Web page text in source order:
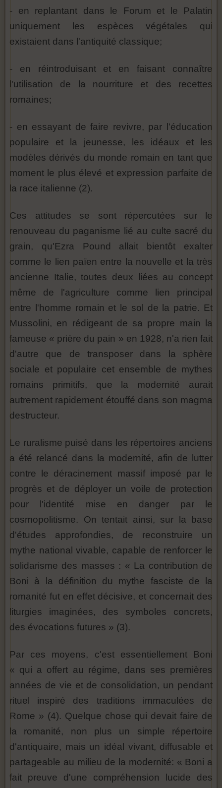
- en replantant dans le Forum et le Palatin
uniquement les espèces végétales qui
existaient dans l'antiquité classique;
- en réintroduisant et en faisant connaître
l'utilisation de la nourriture et des recettes
romaines;
- en essayant de faire revivre, par l'éducation
populaire et la jeunesse, les idéaux et les
modèles dérivés du monde romain en tant que
moment le plus élevé et expression parfaite de
la race italienne (2).
Ces attitudes se sont répercutées sur le
renouveau du paganisme lié au culte sacré du
grain, qu'Ezra Pound allait bientôt exalter
comme le lien païen entre la nouvelle et la très
ancienne Italie, toutes deux liées au concept
même de l'agriculture comme lien principal
entre l'homme romain et le sol de la patrie. Et
Mussolini, en rédigeant de sa propre main la
fameuse « prière du pain » en 1928, n'a rien fait
d'autre que de transposer dans la sphère
sociale et populaire cet ensemble de mythes
romains primitifs, que la modernité aurait
autrement rapidement étouffé dans son magma
destructeur.
Le ruralisme puisé dans les répertoires anciens
a été relancé dans la modernité, afin de lutter
contre le déracinement massif imposé par le
progrès et de déployer un voile de protection
pour l'identité mise en danger par le
cosmopolitisme. On tentait ainsi, sur la base
d'études approfondies, de reconstruire un
mythe national vivable, capable de renforcer le
solidarisme des masses : « La contribution de
Boni à la définition du mythe fasciste de la
romanité fut en effet décisive, et concernait des
liturgies imaginées, des symboles concrets,
des évocations futures » (3).
Par ces moyens, c'est essentiellement Boni
« qui a offert au régime, dans ses premières
années de vie et de consolidation, un pendant
rituel inspiré des traditions immaculées de
Rome » (4). Quelque chose qui devait faire de
la romanité, non plus un simple répertoire
d'antiquaire, mais un idéal vivant, diffusable et
partageable au milieu de la modernité: « Boni a
fait preuve d'une compréhension lucide des